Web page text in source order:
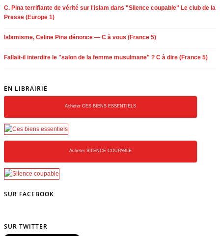
C. Pina terrifiante de vérité sur l'islam dans "Silence coupable" Le club de la
Presse (Europe 1)
Islamisme, Celine Pina dénonce — C à vous (France 5)
Fallait-il interdire le "salon de la femme musulmane" ? C à dire (France 5)
EN LIBRAIRIE
Acheter CES BIENS ESSENTIELS
Acheter SILENCE COUPABLE
SUR FACEBOOK
SUR TWITTER